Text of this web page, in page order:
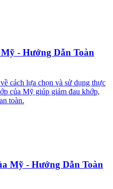
- Hướng Dẫn Toàn
cách lựa chọn và sử dụng thực
của Mỹ giúp giảm đau khớp,
toàn.
Mỹ - Hướng Dẫn Toàn